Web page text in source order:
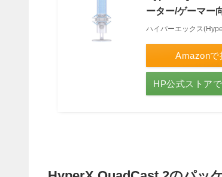
ーター/ゲーマー
ハイパーエックス
Amazonで
HP公式ストア